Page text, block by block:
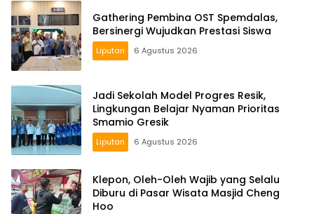
Gathering Pembina OST Spemdalas,
Bersinergi Wujudkan Prestasi Siswa
Liputan 6 Agustus 2026
Jadi Sekolah Model Progres Resik,
Lingkungan Belajar Nyaman Prioritas
Smamio Gresik
Liputan 6 Agustus 2026
Klepon, Oleh-Oleh Wajib yang Selalu
Diburu di Pasar Wisata Masjid Cheng
Hoo